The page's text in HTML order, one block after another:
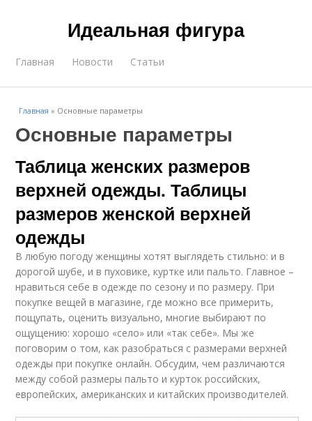
Идеальная фигура
Главная Новости Статьи
Главная » Основные параметры
Основные параметры
Таблица женских размеров
верхней одежды. Таблицы
размеров женской верхней
одежды
В любую погоду женщины хотят выглядеть стильно: и в
дорогой шубе, и в пуховике, куртке или пальто. Главное –
нравиться себе в одежде по сезону и по размеру. При
покупке вещей в магазине, где можно все примерить,
пощупать, оценить визуально, многие выбирают по
ощущению: хорошо «село» или «так себе». Мы же
поговорим о том, как разобраться с размерами верхней
одежды при покупке онлайн. Обсудим, чем различаются
между собой размеры пальто и курток российских,
европейских, американских и китайских производителей.